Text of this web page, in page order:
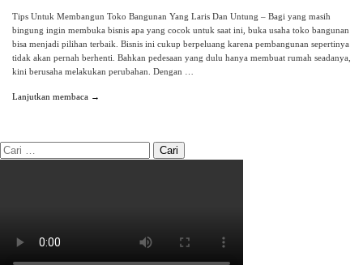
Tips Untuk Membangun Toko Bangunan Yang Laris Dan Untung – Bagi yang masih
bingung ingin membuka bisnis apa yang cocok untuk saat ini, buka usaha toko bangunan
bisa menjadi pilihan terbaik. Bisnis ini cukup berpeluang karena pembangunan sepertinya
tidak akan pernah berhenti. Bahkan pedesaan yang dulu hanya membuat rumah seadanya,
kini berusaha melakukan perubahan. Dengan …
Lanjutkan membaca →